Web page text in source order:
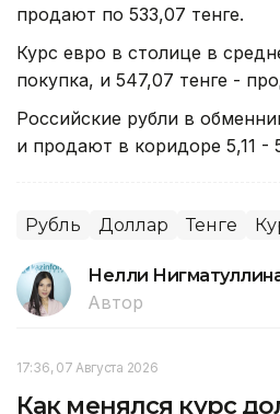
продают по 533,07 тенге.
Курс евро в столице в
покупка, и 547,07 тенге -
Российские рубли в
и продают в коридоре 5,11 -
Рубль Доллар Тенге
Нелли
Автор
17:36, 07 Августа 2026
Как менялся курс